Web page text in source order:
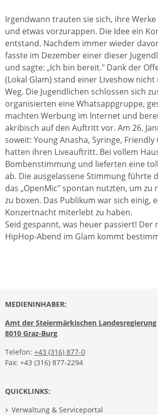
Irgendwann trauten sie sich, ihre
und etwas vorzurappen. Die Idee ein
entstand. Nachdem immer wieder
fasste im Dezember einer dieser
und sagte: „Ich bin bereit." Dank der
(Lokal Glam) stand einer Liveshow
Weg. Die Jugendlichen schlossen sich
organisierten eine Whatsappgruppe,
machten Werbung im Internet und
akribisch auf den Auftritt vor. Am 26.
soweit: Young Anasha, Syringe, Friendly
hatten ihren Liveauftritt. Bei vollem
Bombenstimmung und lieferten eine
ab. Die ausgelassene Stimmung führte
das „OpenMic" spontan nutzten, um zu
zu boxen. Das Publikum war sich einig,
Konzertnacht miterlebt zu haben.
Seid gespannt, was heuer passiert! Der
HipHop-Abend im Glam kommt
MEDIENINHABER:
Amt der Steiermärkischen Landesregierung
8010 Graz-Burg
Telefon: +43 (316) 877-0
Fax: +43 (316) 877-2294
QUICKLINKS:
Verwaltung & Serviceportal